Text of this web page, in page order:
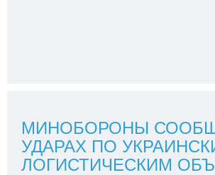
МИНОБОРОНЫ
УДАРАХ ПО
ЛОГИСТИЧЕСКИМ